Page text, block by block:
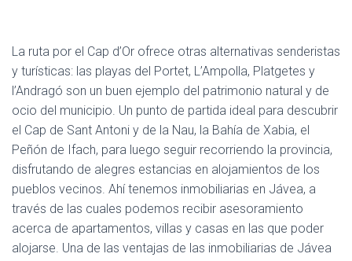
La ruta por el Cap d’Or ofrece otras alternativas senderistas
y turísticas: las playas del Portet, L’Ampolla, Platgetes y
l’Andragó son un buen ejemplo del patrimonio natural y de
ocio del municipio. Un punto de partida ideal para descubrir
el Cap de Sant Antoni y de la Nau, la Bahía de Xabia, el
Peñón de Ifach, para luego seguir recorriendo la provincia,
disfrutando de alegres estancias en alojamientos de los
pueblos vecinos. Ahí tenemos inmobiliarias en Jávea, a
través de las cuales podemos recibir asesoramiento
acerca de apartamentos, villas y casas en las que poder
alojarse. Una de las ventajas de las inmobiliarias de Jávea